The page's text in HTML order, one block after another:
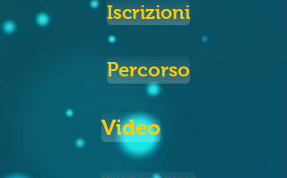
Iscrizioni
Percorso
Video